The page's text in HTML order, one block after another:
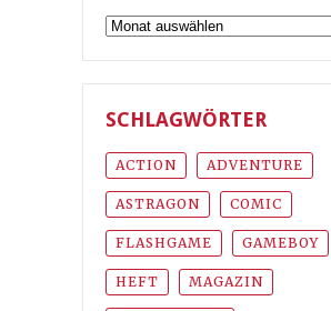
Archiv
SCHLAGWÖRTER
ACTION ADVENTURE
ASTRAGON COMIC
FLASHGAME GAMEBOY
HEFT MAGAZIN